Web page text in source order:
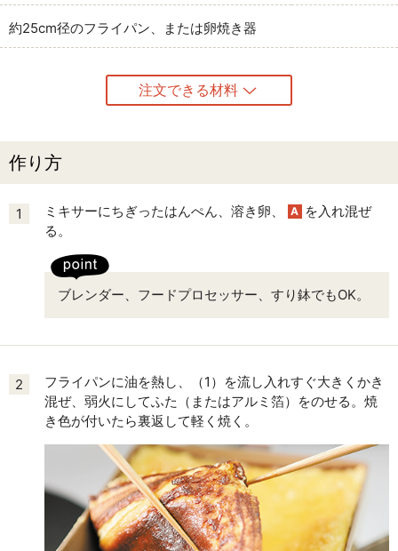
約25cm径のフライパン、または卵焼き器
注文できる材料
作り方
1 ミキサーにちぎったはんぺん、溶き卵、 A を入れ混ぜ
る。
ブレンダー、フードプロセッサー、すり鉢でもOK。
2
フライパンに油を熱し、（1）を流し入れすぐ大きくかき
混ぜ、弱火にしてふた（またはアルミ箔）をのせる。焼
き色が付いたら裏返して軽く焼く。